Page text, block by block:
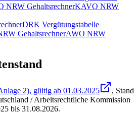
NRW GehaltsrechnerKAVO NRW
DRK Vergütungstabelle
GehaltsrechnerAWO NRW
2), gültig ab 01.03.2025
, Stand
/ Arbeitsrechtliche Kommission
bis 31.08.2026.